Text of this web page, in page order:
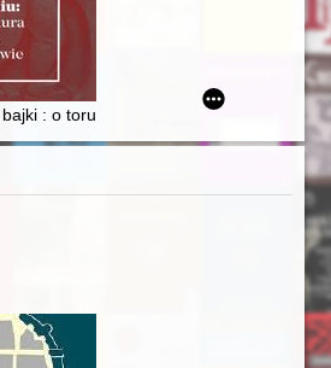
w : o toruńskim domu towarowym przy